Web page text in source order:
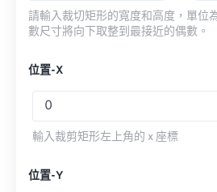
請輸入裁切矩形的寬度和高度，單位
數尺寸將向下取整到最接近的偶數。
位置-X
輸入裁剪矩形左上角的 x 座標
位置-Y